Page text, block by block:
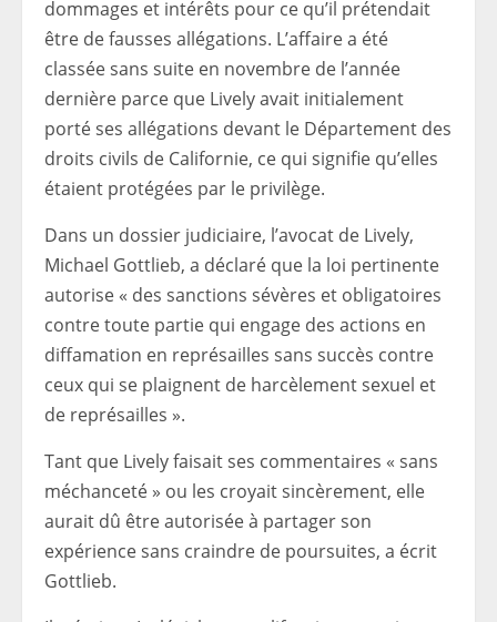
dommages et intérêts pour ce qu’il prétendait
être de fausses allégations. L’affaire a été
classée sans suite en novembre de l’année
dernière parce que Lively avait initialement
porté ses allégations devant le Département des
droits civils de Californie, ce qui signifie qu’elles
étaient protégées par le privilège.
Dans un dossier judiciaire, l’avocat de Lively,
Michael Gottlieb, a déclaré que la loi pertinente
autorise « des sanctions sévères et obligatoires
contre toute partie qui engage des actions en
diffamation en représailles sans succès contre
ceux qui se plaignent de harcèlement sexuel et
de représailles ».
Tant que Lively faisait ses commentaires « sans
méchanceté » ou les croyait sincèrement, elle
aurait dû être autorisée à partager son
expérience sans craindre de poursuites, a écrit
Gottlieb.